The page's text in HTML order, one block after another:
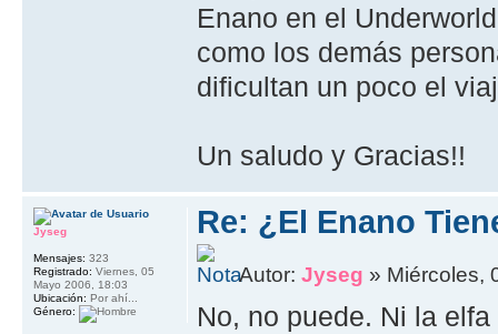
Enano en el
como los demás
dificultan un poco el
Un saludo y Gracias!!
Re: ¿El Enano
Autor:Jyseg » Miércoles,
No, no puede. Ni la
Jyseg
Mensajes: 323
Registrado: Viernes, 05
Mayo 2006, 18:03
Ubicación: Por ahí...
Género: